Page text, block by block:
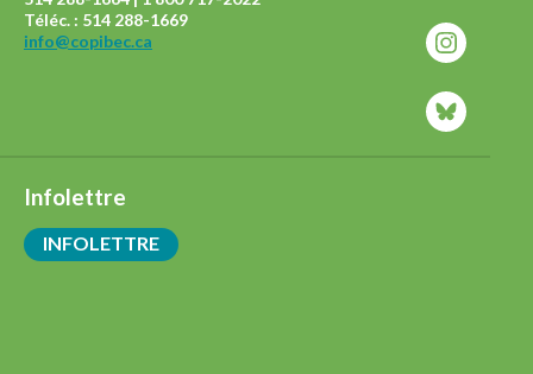
Téléc. : 514 288-1669
info@copibec.ca
Infolettre
INFOLETTRE